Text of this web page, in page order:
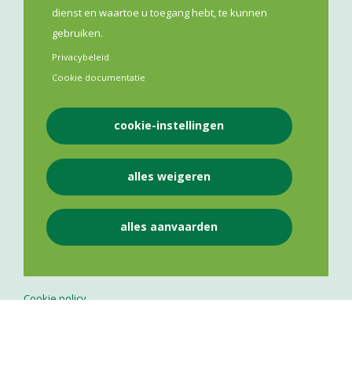
dienst en waartoe u toegang hebt, te kunnen
gebruiken.
Privacybeleid
Cookie documentatie
cookie-instellingen
alles weigeren
alles aanvaarden
BE 0841 975 143
+32 484 50 25 12
Persverantwoordelijke
Cookie policy